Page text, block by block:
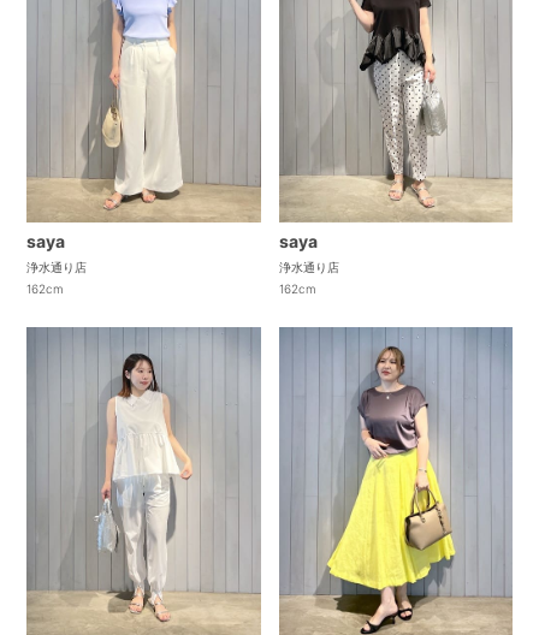
saya
浄水通り店
162cm
saya
浄水通り店
162cm